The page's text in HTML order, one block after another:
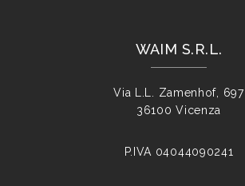
WAIM S.R.L.
Via L.L. Zamenhof, 697
36100 Vicenza
P.IVA 04044090241